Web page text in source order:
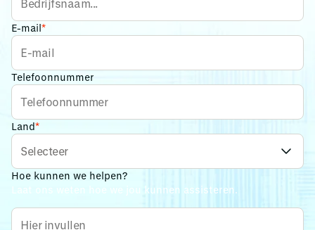
E-mail*
Telefoonnummer
Land*
Hoe kunnen we helpen?
Laat ons weten hoe we jou kunnen assisteren.